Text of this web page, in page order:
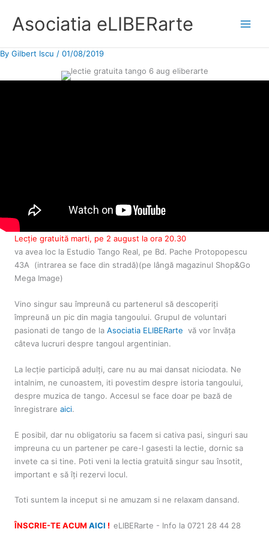
Asociatia eLIBERarte
By Gilbert Iscu / 01/08/2019
Lecție gratuită marti, pe 2 august la ora 20.30
va avea loc la Estudio Tango Real, pe Bd. Pache Protopopescu
43A (intrarea se face din stradă)(pe lângă magazinul Shop&Go
Mega Image)
Vino singur sau împreună cu partenerul să descoperiți
împreună un pic din magia tangoului. Grupul de voluntari
pasionati de tango de la Asociatia ELIBERarte vă vor învăța
câteva lucruri despre tangoul argentinian.
La lecție participă adulți, care nu au mai dansat niciodata. Ne
intalnim, ne cunoastem, iti povestim despre istoria tangoului,
despre muzica de tango. Accesul se face doar pe bază de
înregistrare aici.
E posibil, dar nu obligatoriu sa facem si cativa pasi, singuri sau
impreuna cu un partener pe care-l gasesti la lectie, dornic sa
invete ca si tine. Poti veni la lectia gratuită singur sau însotit,
important e să îți rezervi locul.
Toti suntem la inceput si ne amuzam si ne relaxam dansand.
ÎNSCRIE-TE ACUM AICI ! eLIBERarte - Info la 0721 28 44 28